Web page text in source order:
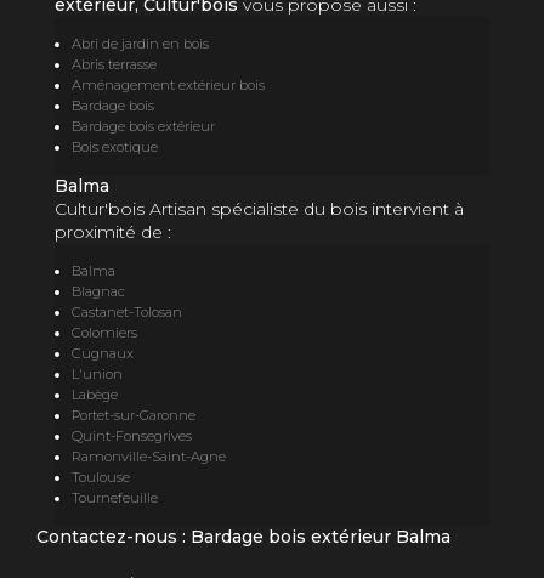
extérieur, Cultur'bois vous propose aussi :
Abri de jardin en bois
Abris terrasse
Aménagement extérieur bois
Bardage bois
Bardage bois extérieur
Bois exotique
Balma
Cultur'bois Artisan spécialiste du bois intervient à
proximité de :
Balma
Blagnac
Castanet-Tolosan
Colomiers
Cugnaux
L'union
Labège
Portet-sur-Garonne
Quint-Fonsegrives
Ramonville-Saint-Agne
Toulouse
Tournefeuille
Contactez-nous : Bardage bois extérieur Balma